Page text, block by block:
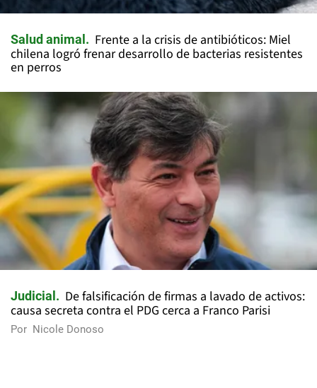
Salud animal
Frente a la crisis de antibióticos: Miel
chilena logró frenar desarrollo de bacterias resistentes
en perros
Judicial
De falsificación de firmas a lavado de activos:
causa secreta contra el PDG cerca a Franco Parisi
Por Nicole Donoso